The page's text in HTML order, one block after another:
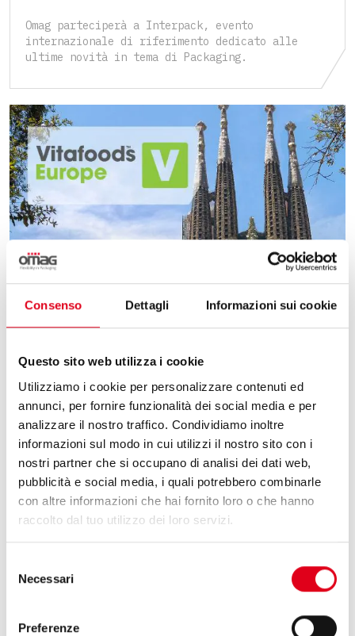
Consenso Dettagli Informazioni sui cookie
Questo sito web utilizza i cookie
Utilizziamo i cookie per personalizzare contenuti ed
annunci, per fornire funzionalità dei social media e per
analizzare il nostro traffico. Condividiamo inoltre
informazioni sul modo in cui utilizzi il nostro sito con i
nostri partner che si occupano di analisi dei dati web,
pubblicità e social media, i quali potrebbero combinarle
con altre informazioni che hai fornito loro o che hanno
raccolto dal tuo utilizzo dei loro servizi.
delNecessari
Preferenze
Omag parteciperà a Interpack, evento
internazionale di riferimento dedicato alle
ultime novità in tema di Packaging.
9 Marzo 2026
OMAG A VITAFOODS EUROPE 2026
Omag parteciperà a Vitafoods, evento di
riferimento per il settore nutraceutico a